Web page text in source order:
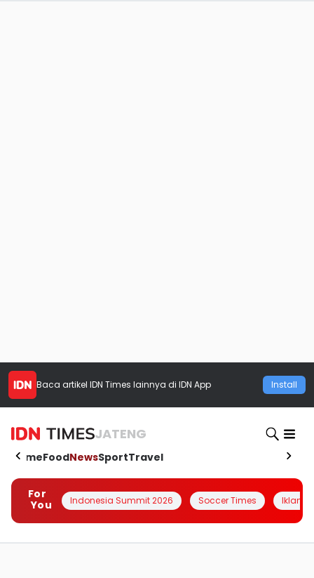
Baca artikel IDN Times lainnya di IDN App Install
JATENG
HomeFoodNewsSportTravel
For
You
Indonesia Summit 2026 Soccer Times Iklanin